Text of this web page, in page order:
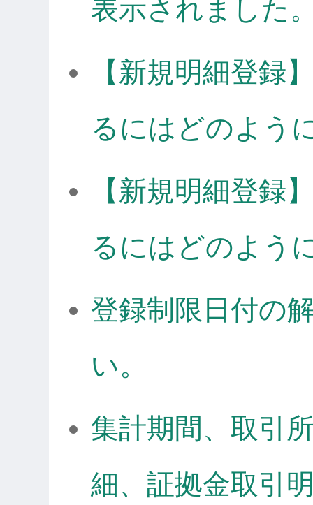
表示されました
【新規明細登録
るにはどのよう
【新規明細登録
るにはどのよう
登録制限日付の
い。
集計期間、取引
細、証拠金取引